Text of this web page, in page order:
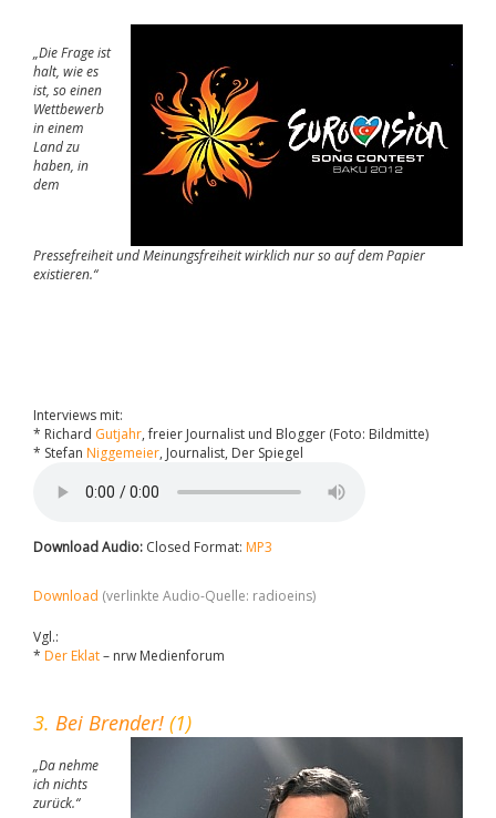
„Die Frage ist
halt, wie es
ist, so einen
Wettbewerb
in einem
Land zu
haben, in
dem
Pressefreiheit und Meinungsfreiheit wirklich nur so auf dem Papier
existieren.“
Interviews mit:
* Richard Gutjahr, freier Journalist und Blogger (Foto: Bildmitte)
* Stefan Niggemeier, Journalist, Der Spiegel
Download Audio: Closed Format: MP3
Download (verlinkte Audio-Quelle: radioeins)
Vgl.:
* Der Eklat– nrw Medienforum
3. Bei Brender! (1)
„Da nehme
ich nichts
zurück.“